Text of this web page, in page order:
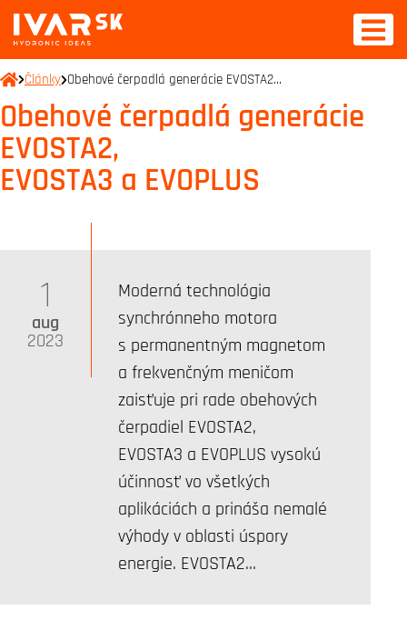
Články Obehové čerpadlá generácie EVOSTA2…
Obehové čerpadlá generácie
EVOSTA2,
EVOSTA3 a EVOPLUS
1
aug
2023
Moderná technológia
synchrónneho motora
s permanentným magnetom
a frekvenčným meničom
zaisťuje pri rade obehových
čerpadiel EVOSTA2,
EVOSTA3 a EVOPLUS vysokú
účinnosť vo všetkých
aplikáciách a prináša nemalé
výhody v oblasti úspory
energie. EVOSTA2…